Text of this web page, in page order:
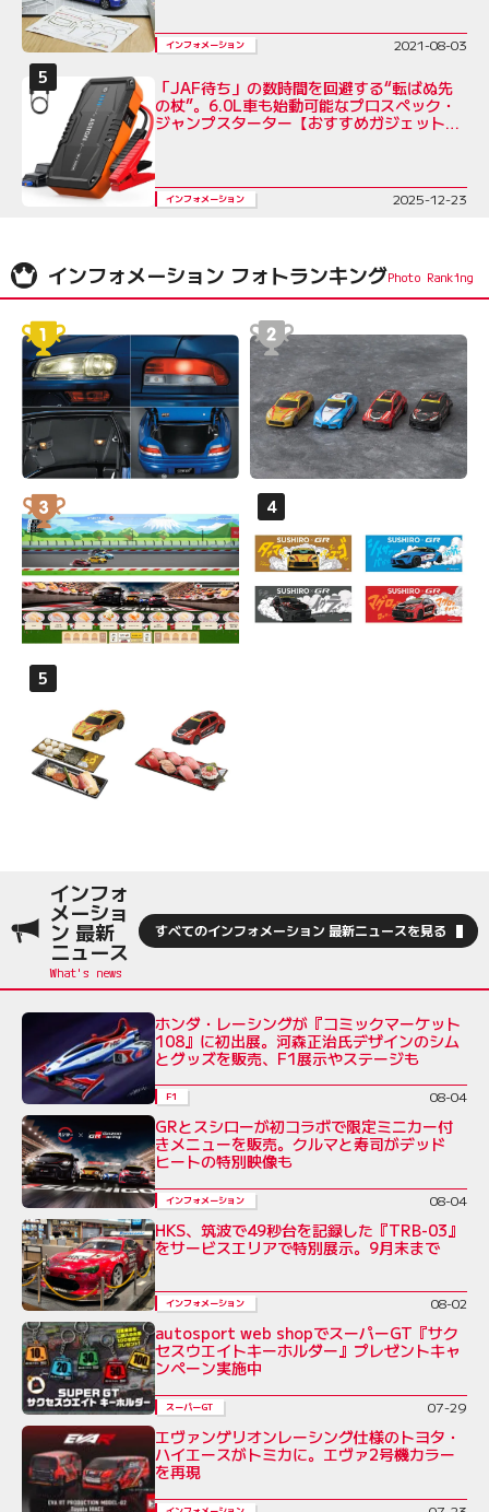
インフォメーション 2021-08-03
「JAF待ち」の数時間を回避する“転ばぬ先
の杖”。6.0L車も始動可能なプロスペック・
ジャンプスターター【おすすめガジェット紹
インフォメーション 2025-12-23
インフォメーション フォトランキング
インフォ
メーショ
ン 最新
ニュース
すべてのインフォメーション 最新ニュースを見る
ホンダ・レーシングが『コミックマーケット
108』に初出展。河森正治氏デザインのシム
とグッズを販売、F1展示やステージも
F1 08-04
GRとスシローが初コラボで限定ミニカー付
きメニューを販売。クルマと寿司がデッド
ヒートの特別映像も
インフォメーション 08-04
HKS、筑波で49秒台を記録した『TRB-03』
をサービスエリアで特別展示。9月末まで
インフォメーション 08-02
autosport web shopでスーパーGT『サク
セスウエイトキーホルダー』プレゼントキャ
ンペーン実施中
スーパーGT 07-29
エヴァンゲリオンレーシング仕様のトヨタ・
ハイエースがトミカに。エヴァ2号機カラー
を再現